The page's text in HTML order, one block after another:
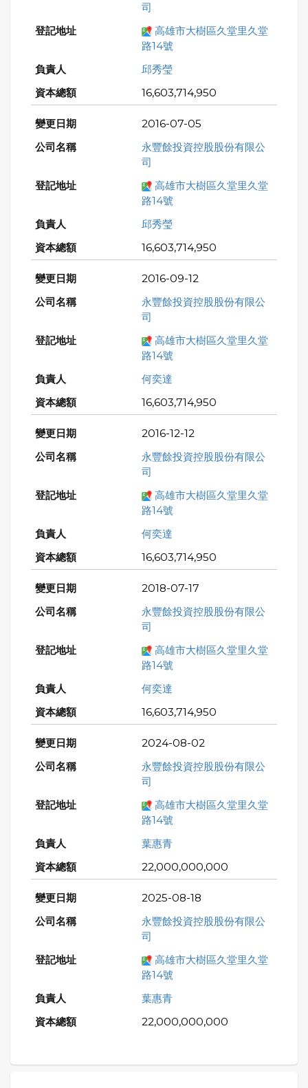
司
高雄市大樹區久堂里久堂
路14號
邱秀瑩
16,603,714,950
2016-07-05
永豐餘投資控股股份有限公
司
高雄市大樹區久堂里久堂
路14號
邱秀瑩
16,603,714,950
2016-09-12
永豐餘投資控股股份有限公
司
高雄市大樹區久堂里久堂
路14號
何奕達
16,603,714,950
2016-12-12
永豐餘投資控股股份有限公
司
高雄市大樹區久堂里久堂
路14號
何奕達
16,603,714,950
2018-07-17
永豐餘投資控股股份有限公
司
高雄市大樹區久堂里久堂
路14號
何奕達
16,603,714,950
2024-08-02
永豐餘投資控股股份有限公
司
高雄市大樹區久堂里久堂
路14號
葉惠青
22,000,000,000
2025-08-18
永豐餘投資控股股份有限公
司
高雄市大樹區久堂里久堂
路14號
葉惠青
22,000,000,000